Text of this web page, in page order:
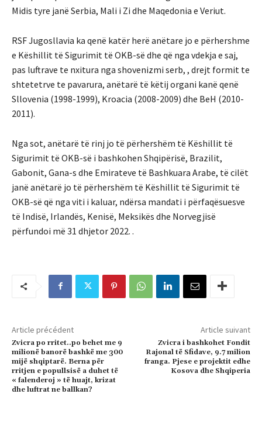
Midis tyre janë Serbia, Mali i Zi dhe Maqedonia e Veriut.
RSF Jugosllavia ka qenë katër herë anëtare jo e përhershme
e Këshillit të Sigurimit të OKB-së dhe që nga vdekja e saj,
pas luftrave te nxitura nga shovenizmi serb, , drejt formit te
shtetetrve te pavarura, anëtarë të këtij organi kanë qenë
Sllovenia (1998-1999), Kroacia (2008-2009) dhe BeH (2010-
2011).
Nga sot, anëtarë të rinj jo të përhershëm të Këshillit të
Sigurimit të OKB-së i bashkohen Shqipërisë, Brazilit,
Gabonit, Gana-s dhe Emirateve të Bashkuara Arabe, të cilët
janë anëtarë jo të përhershëm të Këshillit të Sigurimit të
OKB-së që nga viti i kaluar, ndërsa mandati i përfaqësuesve
të Indisë, Irlandës, Kenisë, Meksikës dhe Norvegjisë
përfundoi më 31 dhjetor 2022. .
Article précédent
Zvicra po rritet..po behet me 9
milionë banorë bashkë me 300
mijë shqiptarë. Berna për
rritjen e popullsisë a duhet të
« falenderoj » të huajt, krizat
dhe luftrat ne ballkan?
Article suivant
Zvicra i bashkohet Fondit
Rajonal të Sfidave, 9.7 milion
franga. Pjese e projektit edhe
Kosova dhe Shqiperia